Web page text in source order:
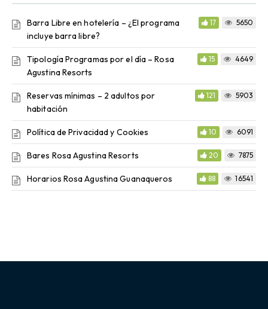
Barra Libre en hotelería – ¿El programa
incluye barra libre?
17 5650
Tipología Programas por el día – Rosa
Agustina Resorts
15 4649
Reservas mínimas – 2 adultos por
habitación
121 5903
Política de Privacidad y Cookies 10 6091
Bares Rosa Agustina Resorts 20 7875
Horarios Rosa Agustina Guanaqueros 88 16541